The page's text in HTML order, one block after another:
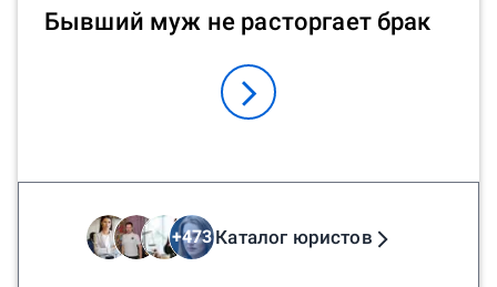
Бывший муж не расторгает брак
+473Каталог юристов